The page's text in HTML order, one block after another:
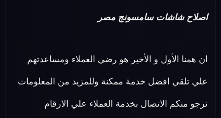
اصلاح شاشات سامسونج مصر
ان همنا الأول و الأخير هو رضي العملاء ومساعدتهم
علي تلقي افضل خدمة ممكنة وللمزيد من المعلومات
نرجو منكم الاتصال بخدمة العملاء علي الارقام